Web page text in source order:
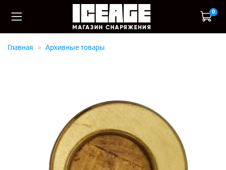
0
Главная Архивные товары